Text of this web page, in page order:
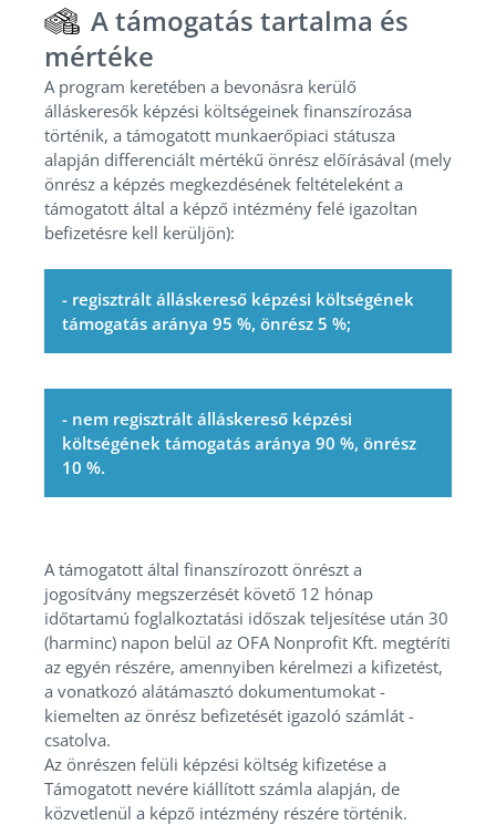
A támogatás tartalma és
mértéke
A program keretében a bevonásra kerülő
álláskeresők képzési költségeinek finanszírozása
történik, a támogatott munkaerőpiaci státusza
alapján differenciált mértékű önrész előírásával (mely
önrész a képzés megkezdésének feltételeként a
támogatott által a képző intézmény felé igazoltan
befizetésre kell kerüljön):
- regisztrált álláskereső képzési költségének
támogatás aránya 95 %, önrész 5 %;
- nem regisztrált álláskereső képzési
költségének támogatás aránya 90 %, önrész
10 %.
A támogatott által finanszírozott önrészt a
jogosítvány megszerzését követő 12 hónap
időtartamú foglalkoztatási időszak teljesítése után 30
(harminc) napon belül az OFA Nonprofit Kft. megtéríti
az egyén részére, amennyiben kérelmezi a kifizetést,
a vonatkozó alátámasztó dokumentumokat -
kiemelten az önrész befizetését igazoló számlát -
csatolva.
Az önrészen felüli képzési költség kifizetése a
Támogatott nevére kiállított számla alapján, de
közvetlenül a képző intézmény részére történik.